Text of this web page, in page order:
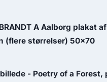
A Aalborg plakat af
(flere størrelser) 50x70
- Poetry of a Forest,